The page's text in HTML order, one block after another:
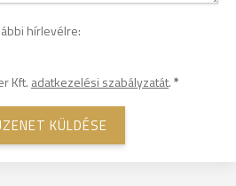
hírlevélre:
Kft. adatkezelési szabályzatát.*